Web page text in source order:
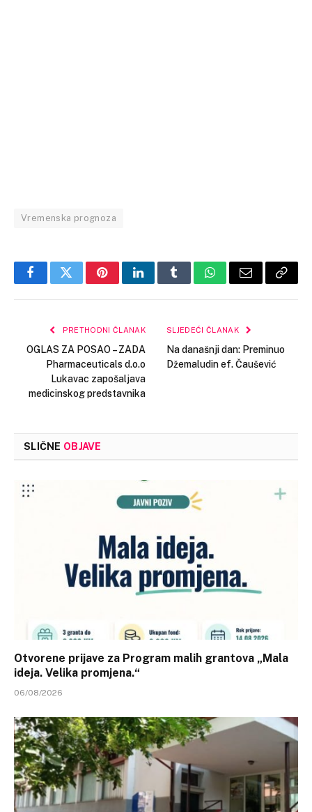
Vremenska prognoza
FacebookTwitterPinterestLinkedInTumblrWhatsApp
Email Copy
PRETHODNI ČLANAK
OGLAS ZA POSAO – ZADA
Pharmaceuticals d.o.o
Lukavac zapošaljava
medicinskog predstavnika
SLJEDEĆI ČLANAK
Na današnji dan: Preminuo
Džemaludin ef. Čaušević
SLIČNE OBJAVE
Otvorene prijave za Program malih grantova „Mala
ideja. Velika promjena.“
06/08/2026